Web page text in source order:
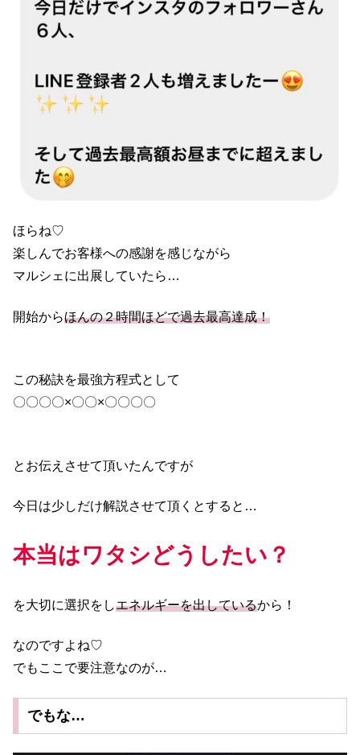
ほらね♡
楽しんでお客様への感謝を感じながら
マルシェに出展していたら…
開始からほんの２時間ほどで過去最高達成！
この秘訣を最強方程式として
〇〇〇〇×〇〇×〇〇〇〇
とお伝えさせて頂いたんですが
今日は少しだけ解説させて頂くとすると…
本当はワタシどうしたい？
を大切に選択をしエネルギーを出しているから！
なのですよね♡
でもここで要注意なのが…
でもな…